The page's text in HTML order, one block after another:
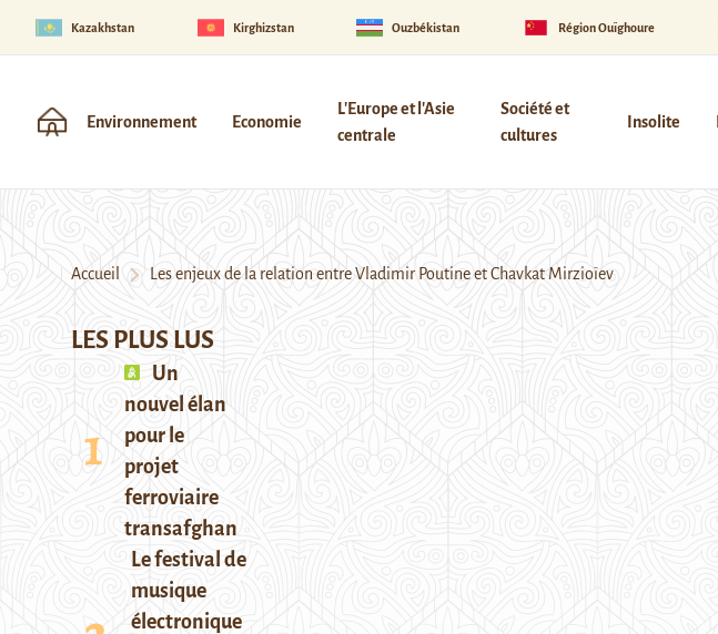
Kazakhstan Kirghizstan Ouzbékistan Région Ouïghoure
Environnement Economie
L'Europe et l'Asie
centrale
Société et
cultures
Insolite
Accueil Les enjeux de la relation entre Vladimir Poutine et Chavkat Mirzioïev
LES PLUS LUS
Un
nouvel élan
pour le
projet
ferroviaire
transafghan
Le festival de
musique
électronique